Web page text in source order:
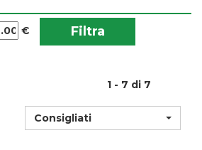
€
1 - 7 di 7
Consigliati